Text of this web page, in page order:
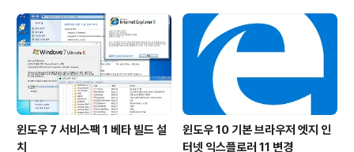
윈도우 7 서비스팩 1 베타 빌드 설
치
윈도우 10 기본 브라우저 엣지 인
터넷 익스플로러 11 변경